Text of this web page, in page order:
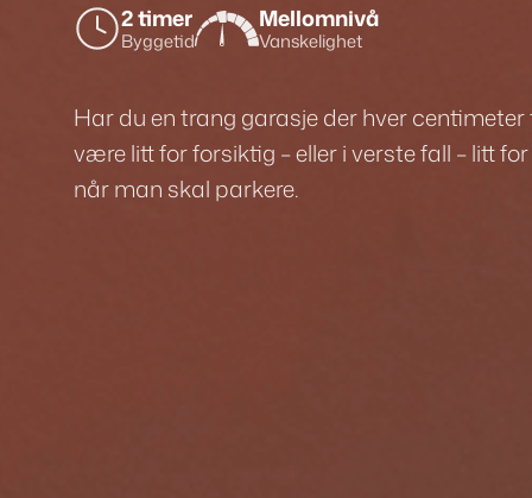
2 timer
Byggetid
Mellomnivå
Vanskelighet
Har du en trang garasje der hver
være litt for forsiktig – eller i verste fall – litt
når man skal parkere.